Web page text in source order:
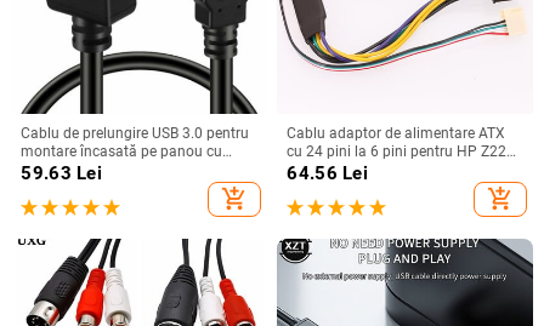
Cablu de prelungire USB 3.0 pentru
montare încasată pe panou cu
cataramă pentru mașină, camion,
barcă, motocicletă, tablou de bord
1M
59.63 Lei
add_shopping_cart
Cablu adaptor de alimentare ATX
cu 24 pini la 6 pini pentru HP Z220
Z230 SFF MT TWR seria 4000 6005
8300 ProDesk 600 G1 EliteDesk 800
64.56 Lei
add_shopping_cart